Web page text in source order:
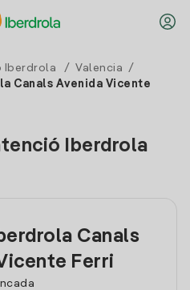
Iberdrola / Valencia
/
Canals Avenida Vicente
Iberdrola
Canals
Ferri